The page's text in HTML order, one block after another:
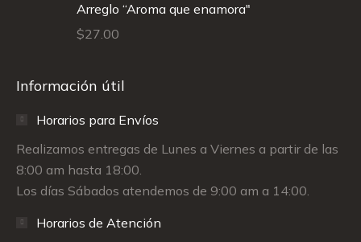
Arreglo “Aroma que enamora"
$27.00
Información útil
Horarios para Envíos
Realizamos entregas de Lunes a Viernes a partir de las
8:00 am hasta 18:00.
Los días Sábados atendemos de 9:00 am a 14:00.
Horarios de Atención